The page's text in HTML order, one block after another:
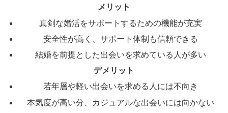
メリット
真剣な婚活をサポートするための機能が充実
安全性が高く、サポート体制も信頼できる
結婚を前提とした出会いを求めている人が多い
デメリット
若年層や軽い出会いを求める人には不向き
本気度が高い分、カジュアルな出会いには向かない